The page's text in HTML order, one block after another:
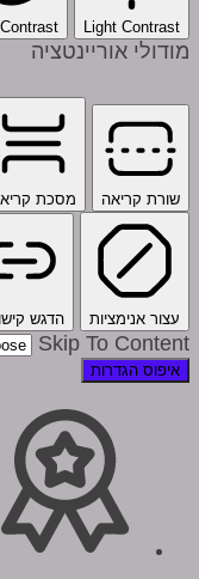
Light Contrast
מודולי אוריינטציה
שורת קריאה מסכת
עצור אנימציות הדגש
Skip To Content
איפוס הגדרות